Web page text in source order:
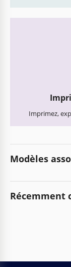
Imprimez,
Modèles
Récemment